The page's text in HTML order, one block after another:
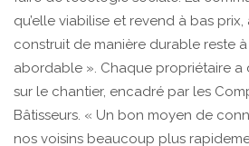
qu’elle viabilise et revend à bas
construit de manière durable reste
abordable ». Chaque propriétaire a
sur le chantier, encadré par les
Bâtisseurs. « Un bon moyen de
nos voisins beaucoup plus